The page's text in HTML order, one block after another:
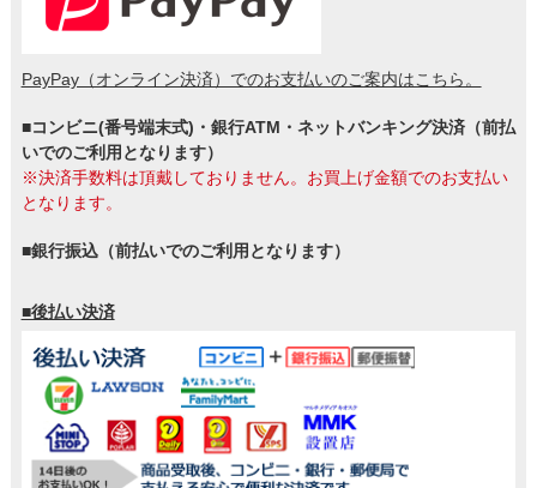
PayPay（オンライン決済）でのお支払いのご案内はこちら。
■コンビニ(番号端末式)・銀行ATM・ネットバンキング決済（前払
いでのご利用となります）
※決済手数料は頂戴しておりません。お買上げ金額でのお支払い
となります。
■銀行振込（前払いでのご利用となります）
■後払い決済